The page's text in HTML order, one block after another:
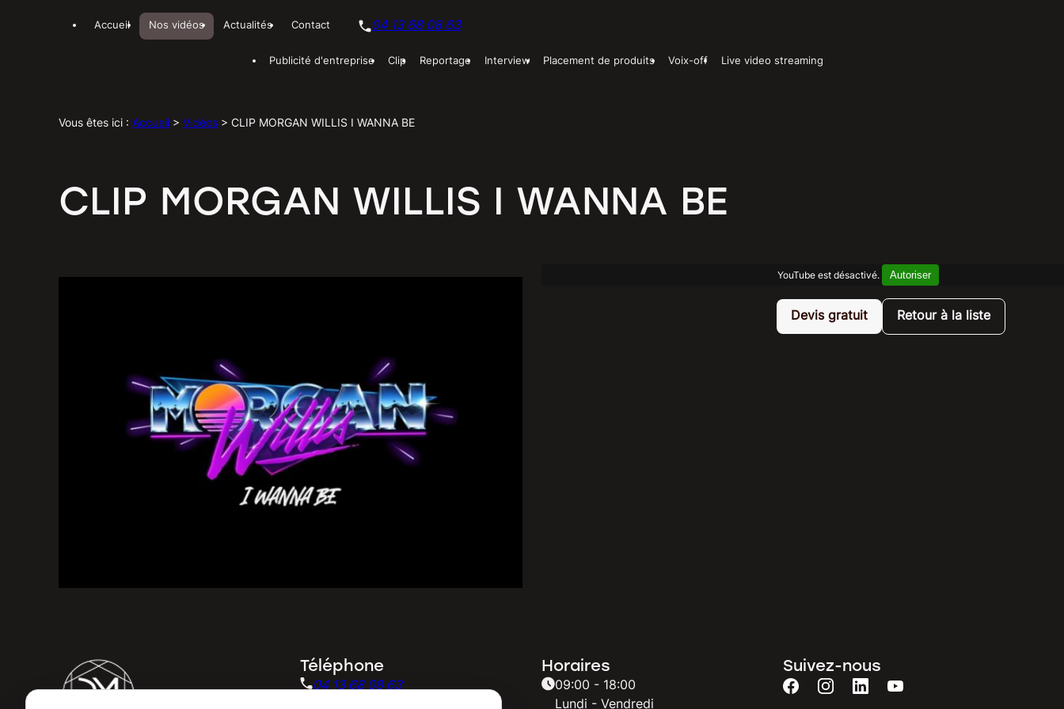
Accueil Nos vidéos Actualités Contact 04 13 68 08 63
Publicité d'entreprise Clip Reportage Interview Placement de produits Voix-off Live video streaming
Vous êtes ici :Accueil > Vidéos >CLIP MORGAN WILLIS I WANNA BE
CLIP MORGAN WILLIS I WANNA BE
YouTube est désactivé. Autoriser
Devis gratuit Retour à la liste
Téléphone
04 13 68 08 63
Horaires
09:00 - 18:00
Lundi - Vendredi
Suivez-nous
Panneau de gestion des cookies